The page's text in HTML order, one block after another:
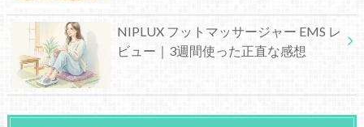
NIPLUX フットマッサージャー EMS レ
ビュー｜3週間使った正直な感想